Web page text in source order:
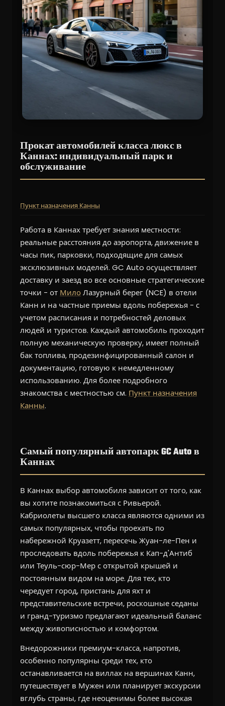
Прокат автомобилей класса люкс в
Каннах: индивидуальный парк и
обслуживание
Пункт назначения Канны
Работа в Каннах требует знания местности:
реальные расстояния до аэропорта, движение в
часы пик, парковки, подходящие для самых
эксклюзивных моделей. GC Auto осуществляет
доставку и заезд во все основные стратегические
точки - от МилоЛазурный берег (NCE) в отели
Канн и на частные приемы вдоль побережья - с
учетом расписания и потребностей деловых
людей и туристов. Каждый автомобиль проходит
полную механическую проверку, имеет полный
бак топлива, продезинфицированный салон и
документацию, готовую к немедленному
использованию. Для более подробного
знакомства с местностью см. Пункт назначения
Канны.
Самый популярный автопарк GC Auto в
Каннах
В Каннах выбор автомобиля зависит от того, как
вы хотите познакомиться с Ривьерой.
Кабриолеты высшего класса являются одними из
самых популярных, чтобы проехать по
набережной Круазетт, пересечь Жуан-ле-Пен и
проследовать вдоль побережья к Кап-д'Антиб
или Теуль-сюр-Мер с открытой крышей и
постоянным видом на море. Для тех, кто
чередует город, пристань для яхт и
представительские встречи, роскошные седаны
и гранд-туризмо предлагают идеальный баланс
между живописностью и комфортом.
Внедорожники премиум-класса, напротив,
особенно популярны среди тех, кто
останавливается на виллах на вершинах Канн,
путешествует в Мужен или планирует экскурсии
вглубь страны, где неоценимы более высокая